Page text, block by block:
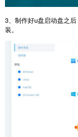
3、制作好u盘启动盘之
装。